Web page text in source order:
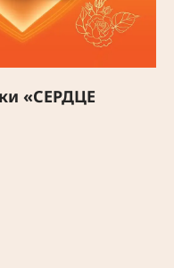
«СЕРДЦЕ